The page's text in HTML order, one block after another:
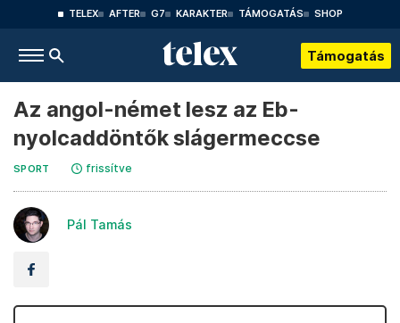
TELEX AFTER G7 KARAKTER TÁMOGATÁS SHOP
Támogatás
Az angol-német lesz az Eb-
nyolcaddöntők slágermeccse
SPORT frissítve
Pál Tamás